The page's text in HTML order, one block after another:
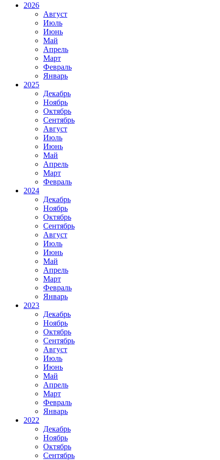
2026
Август
Июль
Июнь
Май
Апрель
Март
Февраль
Январь
2025
Декабрь
Ноябрь
Октябрь
Сентябрь
Август
Июль
Июнь
Май
Апрель
Март
Февраль
2024
Декабрь
Ноябрь
Октябрь
Сентябрь
Август
Июль
Июнь
Май
Апрель
Март
Февраль
Январь
2023
Декабрь
Ноябрь
Октябрь
Сентябрь
Август
Июль
Июнь
Май
Апрель
Март
Февраль
Январь
2022
Декабрь
Ноябрь
Октябрь
Сентябрь